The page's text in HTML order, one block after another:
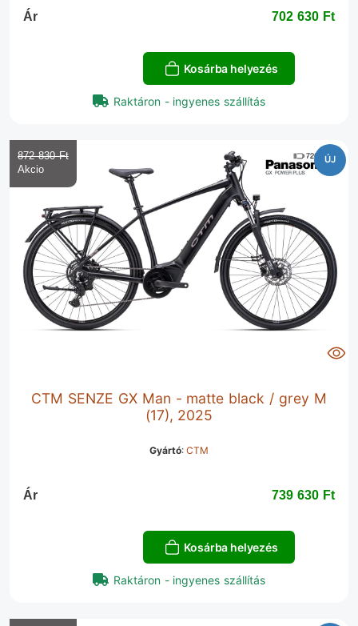
Ár 702 630 Ft‎
Kosárba helyezés
Raktáron - ingyenes szállítás
ÚJ
CTM SENZE GX Man - matte black / grey M
(17), 2025
Gyártó:CTM
872 830 Ft‎
Ár 739 630 Ft‎
Kosárba helyezés
Raktáron - ingyenes szállítás